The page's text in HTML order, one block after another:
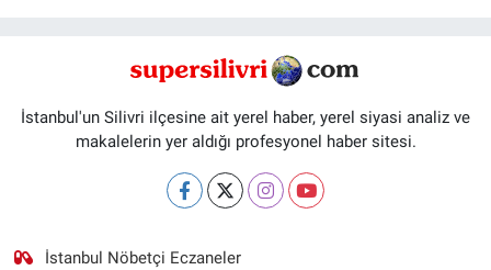
İstanbul'un Silivri ilçesine ait yerel haber, yerel siyasi analiz ve
makalelerin yer aldığı profesyonel haber sitesi.
İstanbul Nöbetçi Eczaneler